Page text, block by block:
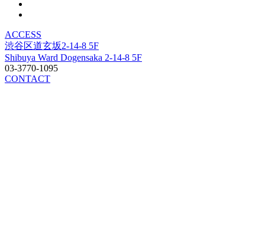
ACCESS
渋谷区道玄坂2-14-8 5F
Shibuya Ward Dogensaka 2-14-8 5F
03-3770-1095
CONTACT